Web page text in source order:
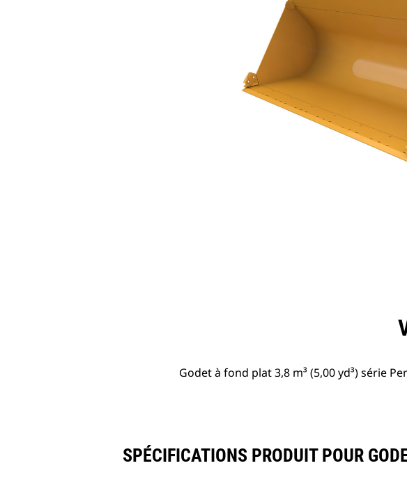
Godet à fond plat 3,8 m³ (5,00 yd³) série
SPÉCIFICATIONS PRODUIT POUR